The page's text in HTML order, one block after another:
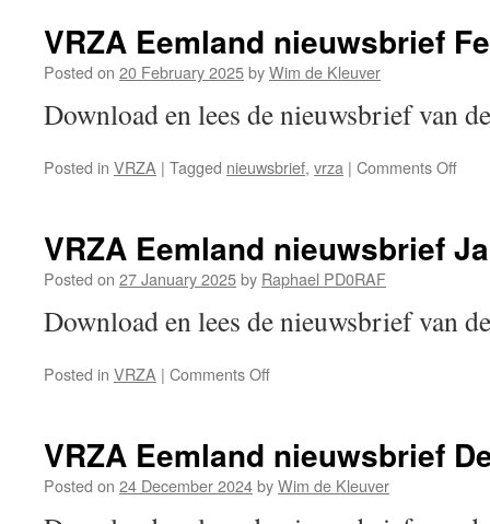
VRZA Eemland nieuwsbrief
Posted on 20 February 2025byWim de Kleuver
Download en lees de nieuwsbrief van
Posted in VRZA | Tagged nieuwsbrief, vrza | Comments Offon
VRZA Eemland nieuwsbrief
Posted on 27 January 2025by Raphael PD0RAF
Download en lees de nieuwsbrief van
Posted in VRZA | Comments Offon
Januari
2025
VRZA Eemland nieuwsbrief
Posted on 24 December 2024byWim de Kleuver